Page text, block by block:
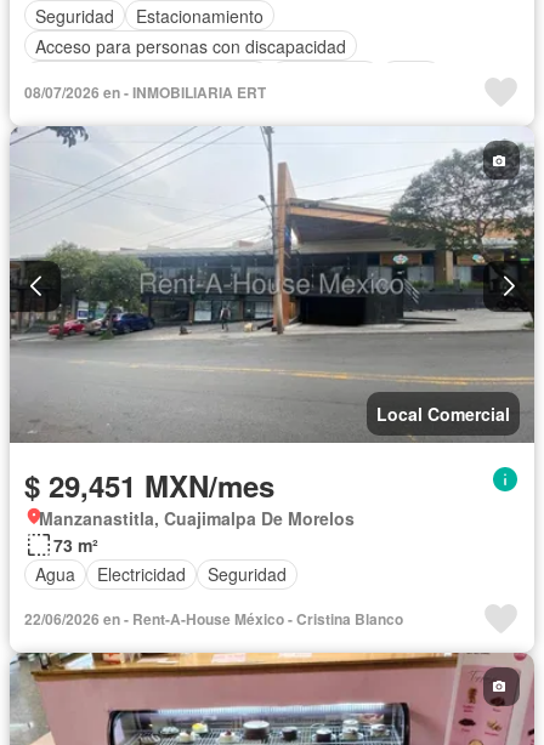
Seguridad
Estacionamiento
Acceso para personas con discapacidad
08/07/2026 en - INMOBILIARIA ERT
Local Comercial
$ 29,451 MXN/mes
Manzanastitla, Cuajimalpa De Morelos
73 m²
Agua
Electricidad Seguridad
22/06/2026 en - Rent-A-House México - Cristina Blanco